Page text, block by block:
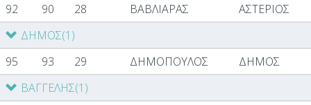
92
90 28 ΒΑΒΛΙΑΡΑΣ
ΑΣΤΕΡΙΟΣ
ΔΗΜΟΣ(1)
95
93 29 ΔΗΜΟΠΟΥΛΟΣ
ΔΗΜΟΣ
ΒΑΓΓΕΛΗΣ(1)